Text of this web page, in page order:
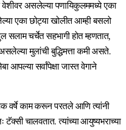
असलेल्या पणायिकुलममध्ये एका
एका छोट्या खोलीत आम्ही बसलो
चर्चेत सहभागी होत म्हणतात,
मुलांची बुद्धिमत्ता कमी असते.
सर्वांपेक्षा जास्त वेगाने
काम करून परतले आणि त्यांनी
चालवतात. त्यांच्या आयुष्यभराच्या